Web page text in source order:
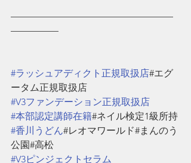
—————————————————
—————
#ラッシュアディクト正規取扱店#エグ
ータム正規取扱店
#V3ファンデーション正規取扱店
#本部認定講師在籍#ネイル検定1級所持
#香川うどん#レオマワールド#まんのう
公園#高松
#V3ピンジェクトセラム